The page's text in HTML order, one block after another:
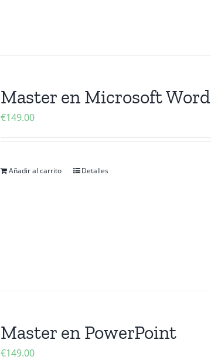
Master en Microsoft Word
€149.00
Añadir al carrito Detalles
Master en PowerPoint
€149.00